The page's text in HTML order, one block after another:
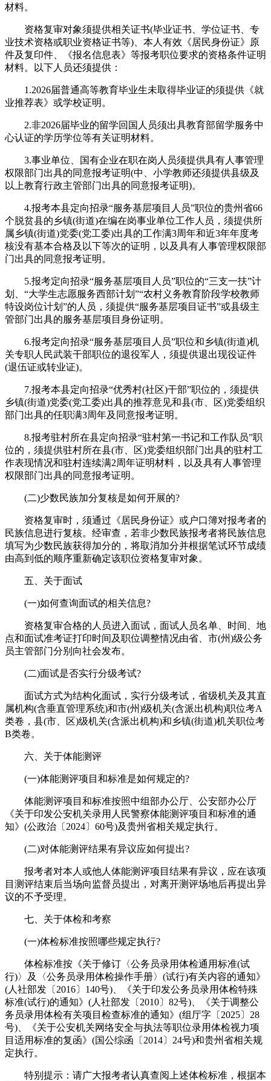
材料。
资格复审对象须提供相关证书(毕业证书、学位证书、专
业技术资格或职业资格证书等)、本人有效《居民身份证》原
件及复印件、《报名信息表》等报考职位要求的资格条件证明
材料。以下人员还须提供：
1.2026届普通高等教育毕业生未取得毕业证的须提供《就
业推荐表》或学校证明。
2.非2026届毕业的留学回国人员须出具教育部留学服务中
心认证的学历学位等有关证明材料。
3.事业单位、国有企业在职在岗人员须提供具有人事管理
权限部门出具的同意报考证明(中、小学教师还须提供县级及
以上教育行政主管部门出具的同意报考证明)。
4.报考本县定向招录“服务基层项目人员”职位的贵州省66
个脱贫县的乡镇(街道)在编在岗事业单位工作人员，须提供所
属乡镇(街道)党委(党工委)出具的工作满3周年和近3年年度考
核没有基本合格及以下等次的证明，以及具有人事管理权限部
门出具的同意报考证明。
5.报考定向招录“服务基层项目人员”职位的“三支一扶”计
划、“大学生志愿服务西部计划”“农村义务教育阶段学校教师
特设岗位计划”的人员，须提供“服务基层项目证书”或县级主
管部门出具的服务基层项目身份证明。
6.报考定向招录“服务基层项目人员”职位和乡镇(街道)机
关专职人民武装干部职位的退役军人，须提供退出现役证件
(退伍证或转业证)。
7.报考本县定向招录“优秀村(社区)干部”职位的，须提供
乡镇(街道)党委(党工委)出具的推荐意见和县(市、区)党委组织
部门出具的任职满3周年及同意报考证明。
8.报考驻村所在县定向招录“驻村第一书记和工作队员”职
位的，须提供驻村所在县(市、区)党委组织部门出具的驻村工
作表现情况和驻村连续满2周年证明材料，以及具有人事管理
权限部门出具的同意报考证明。
(二)少数民族加分复核是如何开展的?
资格复审时，须通过《居民身份证》或户口簿对报考者的
民族信息进行复核。经审查，若非少数民族报考者将民族信息
填写为少数民族获得加分的，将取消加分并根据笔试环节成绩
由高到低的顺序重新确定该职位资格复审对象。
五、关于面试
(一)如何查询面试的相关信息?
资格复审合格的人员进入面试，面试人员名单、时间、地
点和面试准考证打印时间及职位调整情况由省、市(州)级公务
员主管部门分别向社会发布。
(二)面试是否实行分级考试?
面试方式为结构化面试，实行分级考试，省级机关及其直
属机构(含垂直管理系统)和市(州)级机关(含派出机构)职位考A
类卷，县(市、区)级机关(含派出机构)和乡镇(街道)机关职位考
B类卷。
六、关于体能测评
(一)体能测评项目和标准是如何规定的?
体能测评项目和标准按照中组部办公厅、公安部办公厅
《关于印发公安机关录用人民警察体能测评项目和标准的通
知》(公政治〔2024〕60号)及贵州省相关规定执行。
(二)对体能测评结果有异议应如何提出?
报考者对本人或他人体能测评项目结果有异议，应在该项
目测评结束后当场向监督员提出，对离开测评场地后再提出异
议的不予受理。
七、关于体检和考察
(一)体检标准按照哪些规定执行?
体检标准按《关于修订〈公务员录用体检通用标准(试
行)〉及〈公务员录用体检操作手册〉(试行)有关内容的通知》
(人社部发〔2016〕140号)、《关于印发公务员录用体检特殊
标准(试行)的通知》(人社部发〔2010〕82号)、《关于调整公
务员录用体检有关项目检查标准的通知》(组厅字〔2025〕28
号)、《关于公安机关网络安全与执法等职位录用体检视力项
目适用标准的复函》(国公综函〔2014〕24号)和贵州省相关规
定执行。
特别提示：请广大报考者认真查阅上述体检标准，根据本